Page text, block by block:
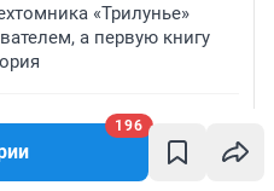
196
«Трилунье»
а первую книгу
от страшной смерти